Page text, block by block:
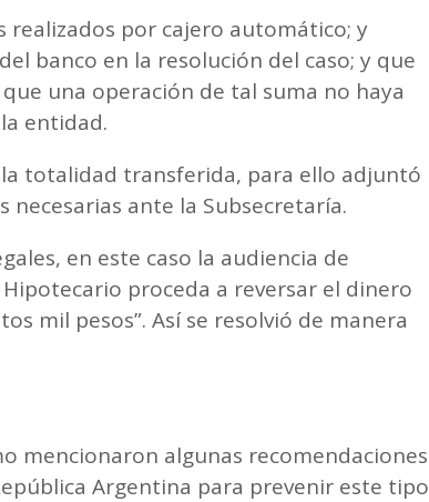
realizados por cajero automático; y
banco en la resolución del caso; y que
una operación de tal suma no haya
entidad.
totalidad transferida, para ello adjuntó
ante la Subsecretaría.
en este caso la audiencia de
proceda a reversar el dinero
mil pesos”. Así se resolvió de manera
mencionaron algunas recomendaciones
Argentina para prevenir este tipo